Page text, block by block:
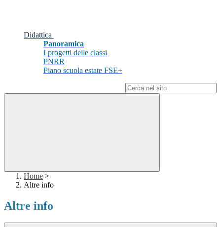
Didattica
Panoramica
I progetti delle classi
PNRR
Piano scuola estate FSE+
Home >
Altre info
Altre info